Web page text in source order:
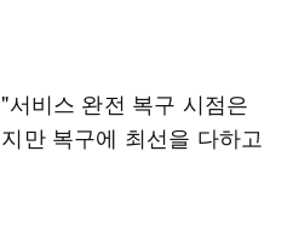
비스 완전 복구 시점은
만 복구에 최선을 다하고